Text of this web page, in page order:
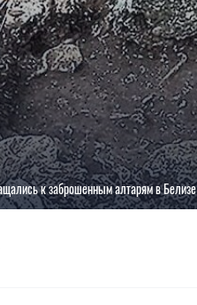
к заброшенным алтарям в Белизе